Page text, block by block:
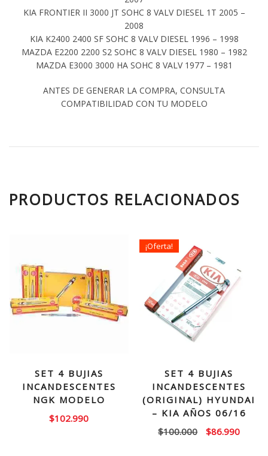
KIA FRONTIER II 3000 JT SOHC 8 VALV DIESEL 1T 2005 –
2008
KIA K2400 2400 SF SOHC 8 VALV DIESEL 1996 – 1998
MAZDA E2200 2200 S2 SOHC 8 VALV DIESEL 1980 – 1982
MAZDA E3000 3000 HA SOHC 8 VALV 1977 – 1981
ANTES DE GENERAR LA COMPRA, CONSULTA
COMPATIBILIDAD CON TU MODELO
PRODUCTOS RELACIONADOS
SET 4 BUJIAS
INCANDESCENTES
NGK MODELO
$102.990
¡Oferta!
SET 4 BUJIAS
INCANDESCENTES
(ORIGINAL) HYUNDAI
– KIA AÑOS 06/16
$100.000
El
$86.990El